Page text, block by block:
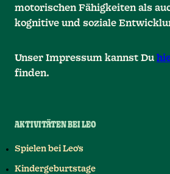
motorischen Fähigkeiten als
kognitive und soziale
Unser Impressum kannst Du
finden.
AKTIVITÄTEN BEI LEO
Spielen bei Leo's
Kindergeburtstage